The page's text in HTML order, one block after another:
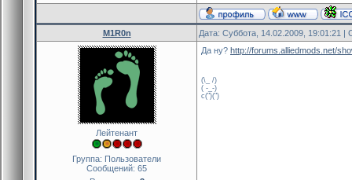
M1R0n Дата: Суббота, 14.02.2009, 19:01:21
Лейтенант
Группа: Пользователи
Сообщений: 65
Да ну? http://forums.alliedmods.net/
(\_ /)
( -_-)
c(")(")